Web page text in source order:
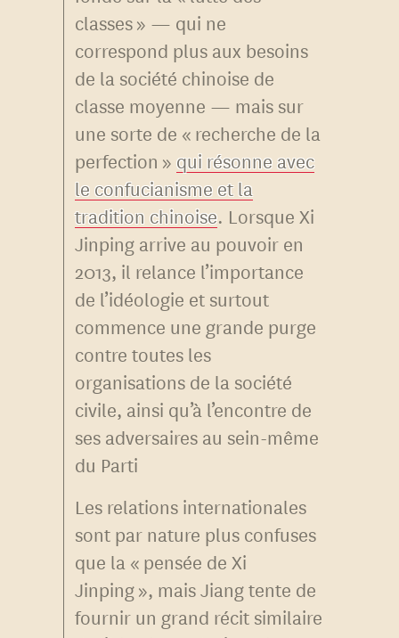
classes » — qui ne
correspond plus aux besoins
de la société chinoise de
classe moyenne — mais sur
une sorte de « recherche de la
perfection »qui résonne avec
le confucianisme et la
tradition chinoise. Lorsque Xi
Jinping arrive au pouvoir en
2013, il relance l’importance
de l’idéologie et surtout
commence une grande purge
contre toutes les
organisations de la société
civile, ainsi qu’à l’encontre de
ses adversaires au sein-même
du Parti
Les relations internationales
sont par nature plus confuses
que la « pensée de Xi
Jinping », mais Jiang tente de
fournir un grand récit similaire